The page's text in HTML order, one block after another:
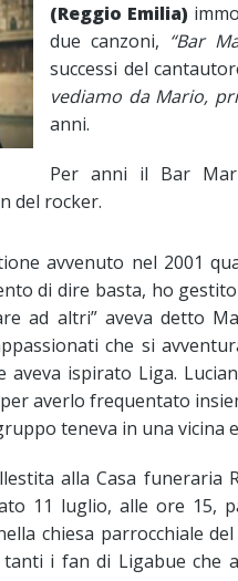
(Reggio Emilia)
due canzoni, “Bar
successi del
vediamo da Mario,
anni.
Per anni il Bar
del rocker.
avvenuto nel 2001
di dire basta, ho
ad altri” aveva detto
che si
aveva ispirato Liga.
averlo frequentato
teneva in una vicina
alla Casa funeraria
11 luglio, alle ore 15,
chiesa parrocchiale
i fan di Ligabue che